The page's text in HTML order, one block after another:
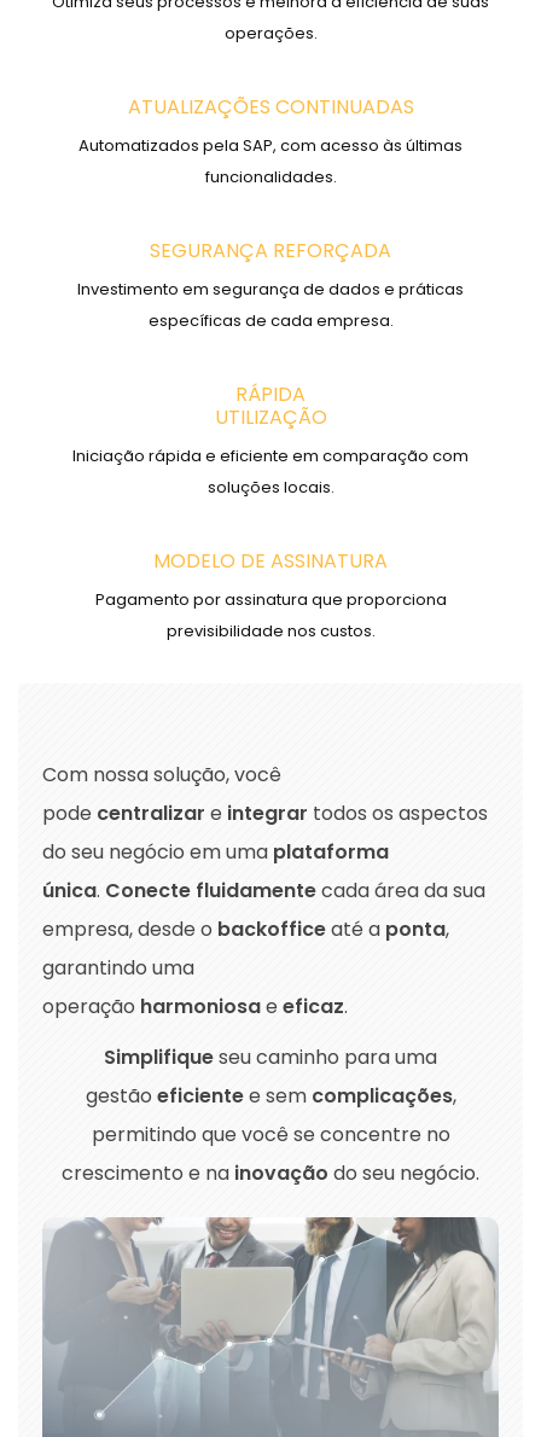
operações.
ATUALIZAÇÕES CONTINUADAS
Automatizados pela SAP, com acesso às últimas
funcionalidades.
SEGURANÇA REFORÇADA
Investimento em segurança de dados e práticas
específicas de cada empresa.
RÁPIDA
UTILIZAÇÃO
Iniciação rápida e eficiente em comparação com
soluções locais.
MODELO DE ASSINATURA
Pagamento por assinatura que proporciona
previsibilidade nos custos.
Com nossa solução, você
pode centralizar e integrar todos os aspectos
do seu negócio em uma plataforma
única. Conecte fluidamentecada área da sua
empresa, desde o backofficeaté a ponta,
garantindo uma
operação harmoniosae eficaz.
Simplifiqueseu caminho para uma
gestão eficientee sem complicações,
permitindo que você se concentre no
crescimento e na inovação do seu negócio.